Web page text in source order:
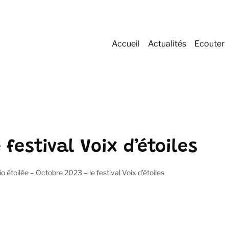
Accueil Actualités Ecouter
festival Voix d’étoiles
étoilée – Octobre 2023 – le festival Voix d’étoiles